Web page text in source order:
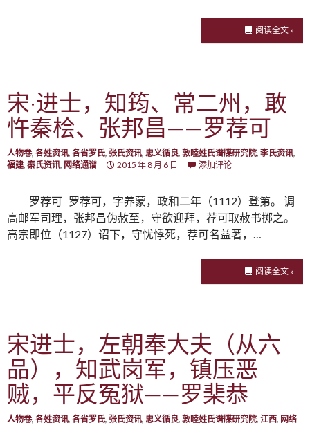
阅读全文 »
宋·进士，知筠、常二州，敢
忤秦桧、张邦昌——罗荐可
人物卷, 各姓资讯, 各省罗氏, 张氏资讯, 忠义循良, 敦睦姓氏谱牒研究院, 李氏资讯,
福建, 秦氏资讯, 网络通谱 2015 年 8 月 6 日 添加评论
罗荐可 罗荐可，字养蒙，政和二年（1112）登第。 调
高邮军司理，张邦昌伪赦至，守欲迎拜，荐可取赦书掷之。
高宗即位（1127）诏下，守忧悸死，荐可名益著，…
阅读全文 »
宋进士，左朝奉大夫（从六
品），知武岗军，镇压恶
贼，平反冤狱——罗棐恭
人物卷, 各姓资讯, 各省罗氏, 张氏资讯, 忠义循良, 敦睦姓氏谱牒研究院, 江西, 网络